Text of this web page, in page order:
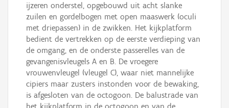
ijzeren onderstel, opgebouwd uit acht slanke
zuilen en gordelbogen met open maaswerk (oculi
met driepassen) in de zwikken. Het kijkplatform
bedient de vertrekken op de eerste verdieping van
de omgang, en de onderste passerelles van de
gevangenisvleugels A en B. De vroegere
vrouwenvleugel (vleugel C), waar niet mannelijke
cipiers maar zusters instonden voor de bewaking,
is afgesloten van de octogoon. De balustrade van